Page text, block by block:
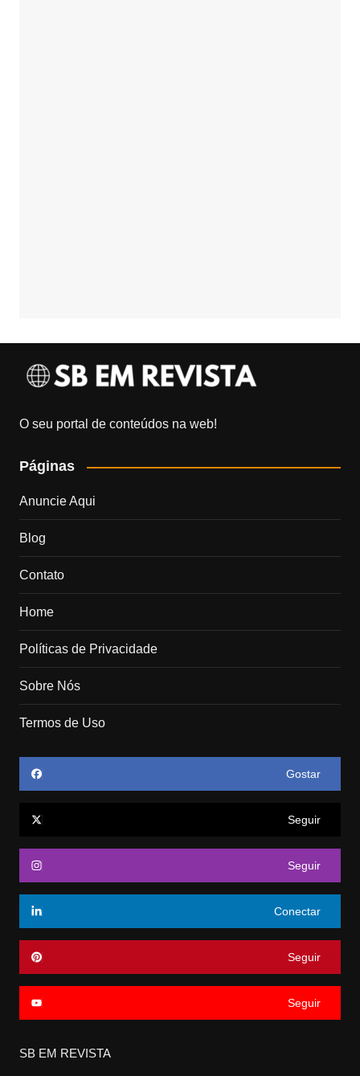
O seu portal de conteúdos na web!
Páginas
Anuncie Aqui
Blog
Contato
Home
Políticas de Privacidade
Sobre Nós
Termos de Uso
Gostar
Seguir
Seguir
Conectar
Seguir
Seguir
SB EM REVISTA